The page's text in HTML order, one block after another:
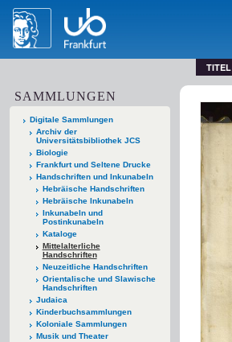
TITEL
SAMMLUNGEN
Digitale Sammlungen
Archiv der
Universitätsbibliothek JCS
Biologie
Frankfurt und Seltene Drucke
Handschriften und Inkunabeln
Hebräische Handschriften
Hebräische Inkunabeln
Inkunabeln und
Postinkunabeln
Kataloge
Mittelalterliche
Handschriften
Neuzeitliche Handschriften
Orientalische und Slawische
Handschriften
Judaica
Kinderbuchsammlungen
Koloniale Sammlungen
Musik und Theater